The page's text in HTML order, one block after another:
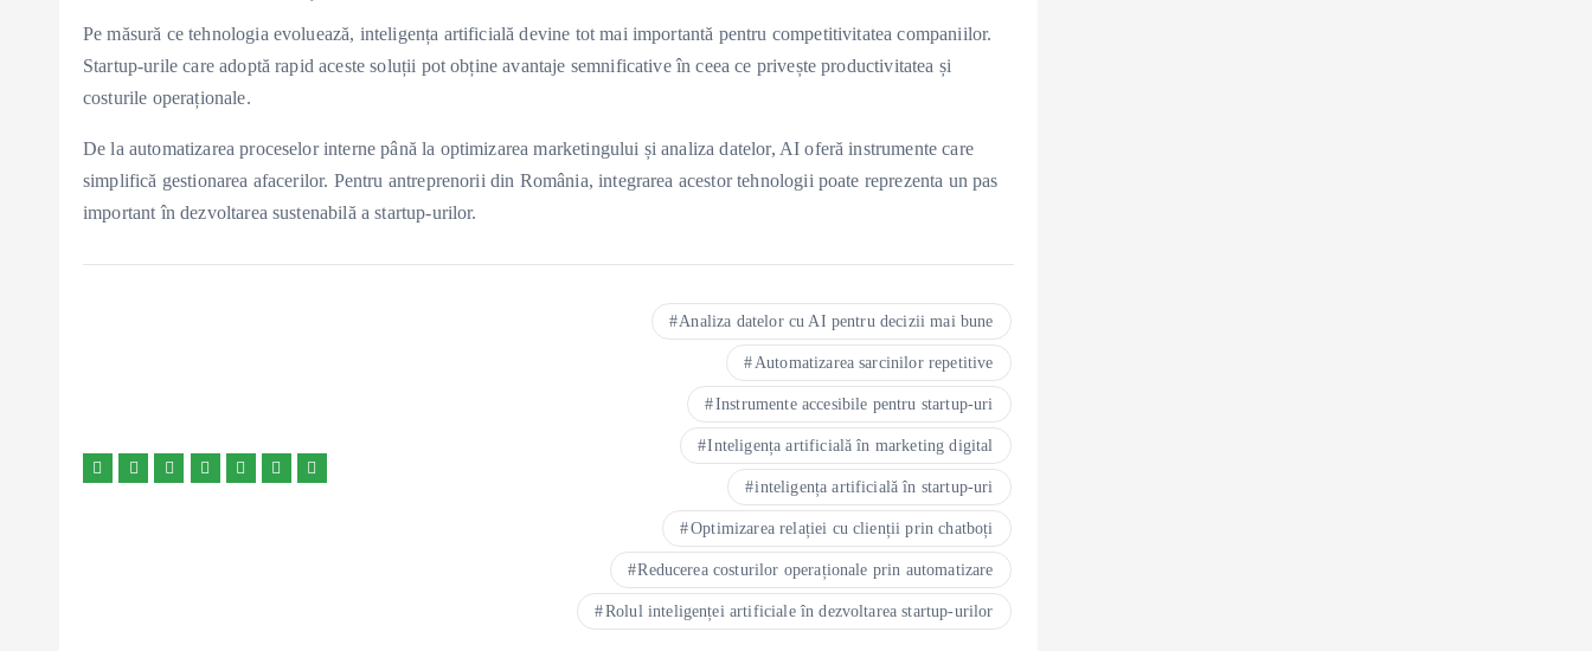
Pe măsură ce tehnologia evoluează, inteligența artificială devine tot mai importantă pentru competitivitatea companiilor.
Startup-urile care adoptă rapid aceste soluții pot obține avantaje semnificative în ceea ce privește productivitatea și
costurile operaționale.
De la automatizarea proceselor interne până la optimizarea marketingului și analiza datelor, AI oferă instrumente care
simplifică gestionarea afacerilor. Pentru antreprenorii din România, integrarea acestor tehnologii poate reprezenta un pas
important în dezvoltarea sustenabilă a startup-urilor.
Analiza datelor cu AI pentru decizii mai bune
Automatizarea sarcinilor repetitive
Instrumente accesibile pentru startup-uri
Inteligența artificială în marketing digital
inteligența artificială în startup-uri
Optimizarea relației cu clienții prin chatboți
Reducerea costurilor operaționale prin automatizare
Rolul inteligenței artificiale în dezvoltarea startup-urilor